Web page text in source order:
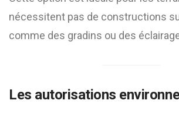
nécessitent pas de constructions
comme des gradins ou des
Les autorisations